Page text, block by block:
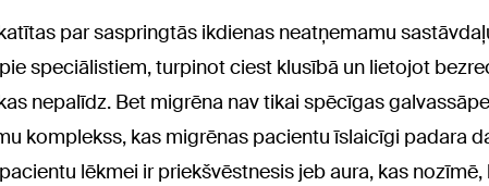
par saspringtās ikdienas neatņemamu
speciālistiem, turpinot ciest klusībā un lietojot
nepalīdz. Bet migrēna nav tikai spēcīgas
komplekss, kas migrēnas pacientu īslaicīgi padara
lēkmei ir priekšvēstnesis jeb aura, kas nozīmē,